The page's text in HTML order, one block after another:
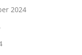
2024